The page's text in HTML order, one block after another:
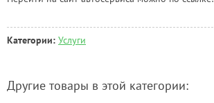
Категории: Услуги
Другие товары в этой категории: